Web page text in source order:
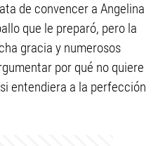
de convencer a Angelina
que le preparó, pero la
gracia y numerosos
por qué no quiere
entendiera a la perfección